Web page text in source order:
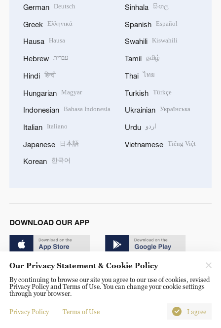
German Deutsch
Greek Ελληνικά
Hausa Hausa
Hebrew עברית
Hindi हिन्दी
Hungarian Magyar
Indonesian Bahasa Indonesia
Italian Italiano
Japanese 日本語
Korean 한국어
Sinhala සිංහල
Spanish Español
Swahili Kiswahili
Tamil தமிழ்
Thai ไทย
Turkish Türkçe
Ukrainian Українська
Urdu اردو
Vietnamese Tiếng Việt
DOWNLOAD OUR APP
© China Radio International.CRI. All Rights Reserved. 16A
Shijingshan Road, Beijing, China. 100040
Our Privacy Statement & Cookie Policy
By continuing to browse our site you agree to our use of cookies, revised
Privacy Policy and Terms of Use. You can change your cookie settings
through your browser.
Privacy Policy Terms of Use I agree